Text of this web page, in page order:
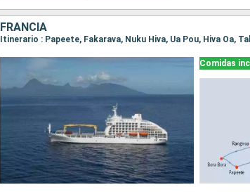
FRANCIA
Comidas